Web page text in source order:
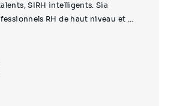
SIRH intelligents. Sia
RH de haut niveau et ...